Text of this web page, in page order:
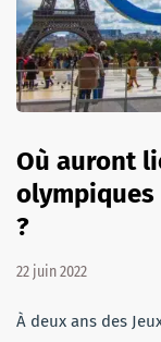
Où auront
olympiques
?
22 juin 2022
À deux ans des